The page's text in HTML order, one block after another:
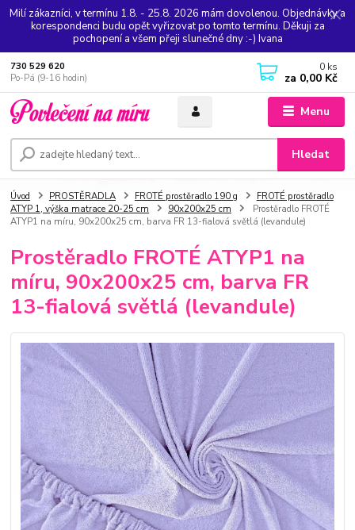
Milí zákazníci, v termínu 1.8. - 25.8. 2026 mám dovolenou. Objednávky a
korespondenci budu opět vyřizovat po tomto termínu. Děkuji za
pochopení a všem přeji slunečné dny :-) Ivana
Menu
Hledat
730 529 620
Po-Pá (9-16 hodin)
0 ks
za 0,00 Kč
Úvod PROSTĚRADLA FROTÉ prostěradlo 190 g
FROTÉ prostěradlo
ATYP 1, výška matrace 20-25 cm
90x200x25 cm
Prostěradlo FROTÉ
ATYP1 na míru, 90x200x25 cm, barva FR 13-fialová světlá (levandule)
Prostěradlo FROTÉ ATYP1 na
míru, 90x200x25 cm, barva FR
13-fialová světlá (levandule)